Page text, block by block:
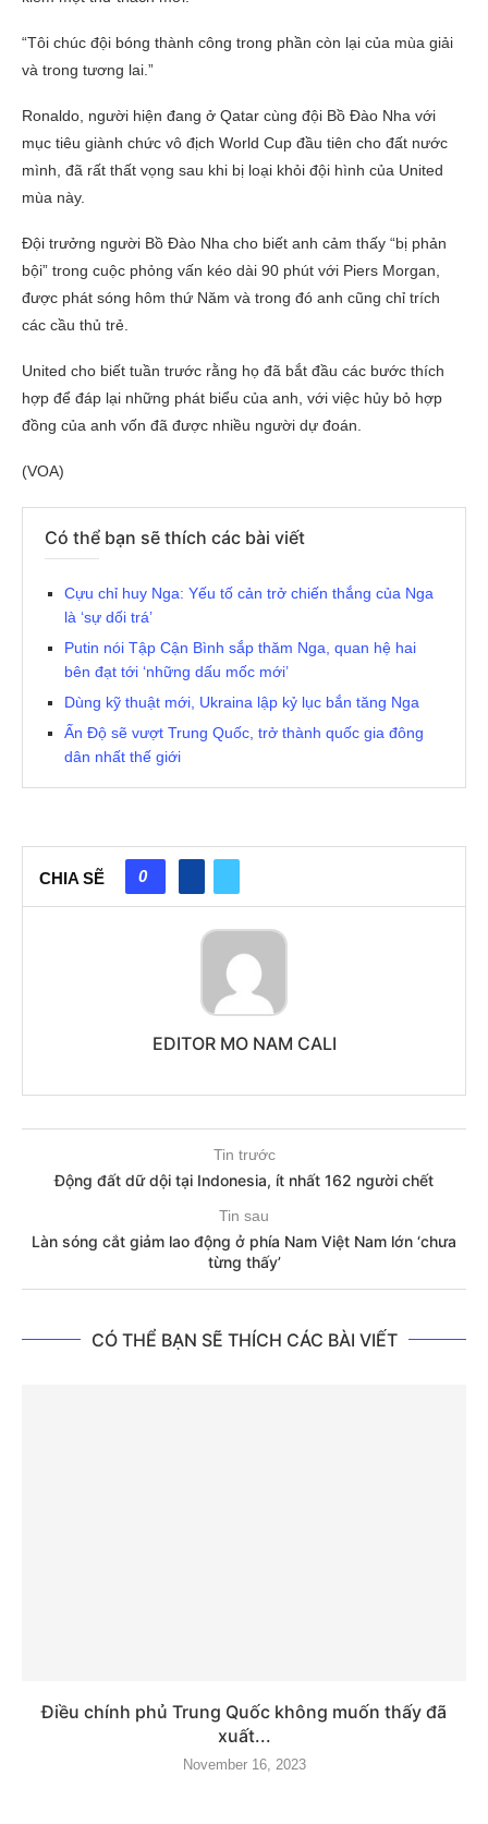
“Tôi chúc đội bóng thành công trong phần còn lại của mùa giải
và trong tương lai.”
Ronaldo, người hiện đang ở Qatar cùng đội Bồ Đào Nha với
mục tiêu giành chức vô địch World Cup đầu tiên cho đất nước
mình, đã rất thất vọng sau khi bị loại khỏi đội hình của United
mùa này.
Đội trưởng người Bồ Đào Nha cho biết anh cảm thấy “bị phản
bội” trong cuộc phỏng vấn kéo dài 90 phút với Piers Morgan,
được phát sóng hôm thứ Năm và trong đó anh cũng chỉ trích
các cầu thủ trẻ.
United cho biết tuần trước rằng họ đã bắt đầu các bước thích
hợp để đáp lại những phát biểu của anh, với việc hủy bỏ hợp
đồng của anh vốn đã được nhiều người dự đoán.
(VOA)
Có thể bạn sẽ thích các bài viết
Cựu chỉ huy Nga: Yếu tố cản trở chiến thắng của Nga
là ‘sự dối trá’
Putin nói Tập Cận Bình sắp thăm Nga, quan hệ hai
bên đạt tới ‘những dấu mốc mới’
Dùng kỹ thuật mới, Ukraina lập kỷ lục bắn tăng Nga
Ấn Độ sẽ vượt Trung Quốc, trở thành quốc gia đông
dân nhất thế giới
CHIA SẼ 0
EDITOR MO NAM CALI
Tin trước
Động đất dữ dội tại Indonesia, ít nhất 162 người chết
Tin sau
Làn sóng cắt giảm lao động ở phía Nam Việt Nam lớn ‘chưa
từng thấy’
CÓ THỂ BẠN SẼ THÍCH CÁC BÀI VIẾT
Điều chính phủ Trung Quốc không muốn thấy đã
xuất...
November 16, 2023